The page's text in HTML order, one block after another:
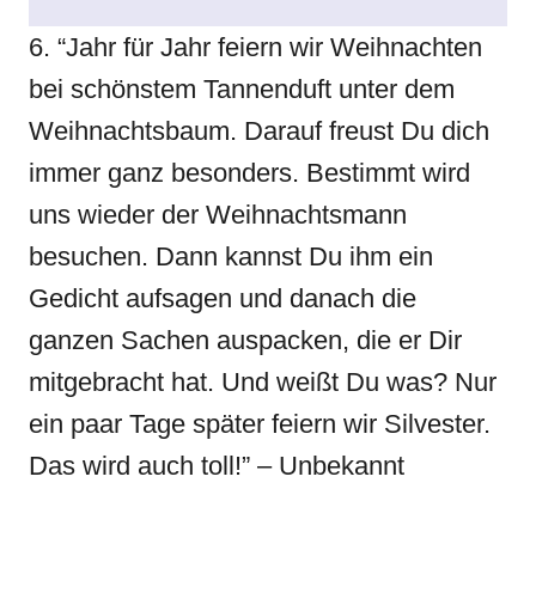
6. “Jahr für Jahr feiern wir Weihnachten
bei schönstem Tannenduft unter dem
Weihnachtsbaum. Darauf freust Du dich
immer ganz besonders. Bestimmt wird
uns wieder der Weihnachtsmann
besuchen. Dann kannst Du ihm ein
Gedicht aufsagen und danach die
ganzen Sachen auspacken, die er Dir
mitgebracht hat. Und weißt Du was? Nur
ein paar Tage später feiern wir Silvester.
Das wird auch toll!” – Unbekannt